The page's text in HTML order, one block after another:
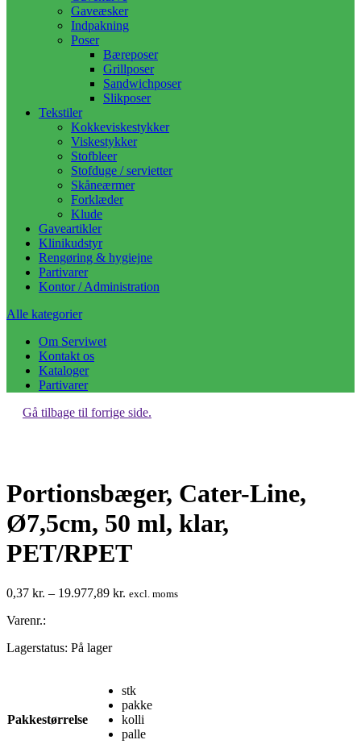
Gaveæsker
Indpakning
Poser
Bæreposer
Grillposer
Sandwichposer
Slikposer
Tekstiler
Kokkeviskestykker
Viskestykker
Stofbleer
Stofduge / servietter
Skåneærmer
Forklæder
Klude
Gaveartikler
Klinikudstyr
Rengøring & hygiejne
Partivarer
Kontor / Administration
Alle kategorier
Om Serviwet
Kontakt os
Kataloger
Partivarer
Gå tilbage til forrige side.
Portionsbæger, Cater-Line,
Ø7,5cm, 50 ml, klar,
PET/RPET
0,37 kr. – 19.977,89 kr. Prisinterval:
excl. moms
Varenr.:
Lagerstatus: På lager
Pakkestørrelse
stk
pakke
kolli
palle